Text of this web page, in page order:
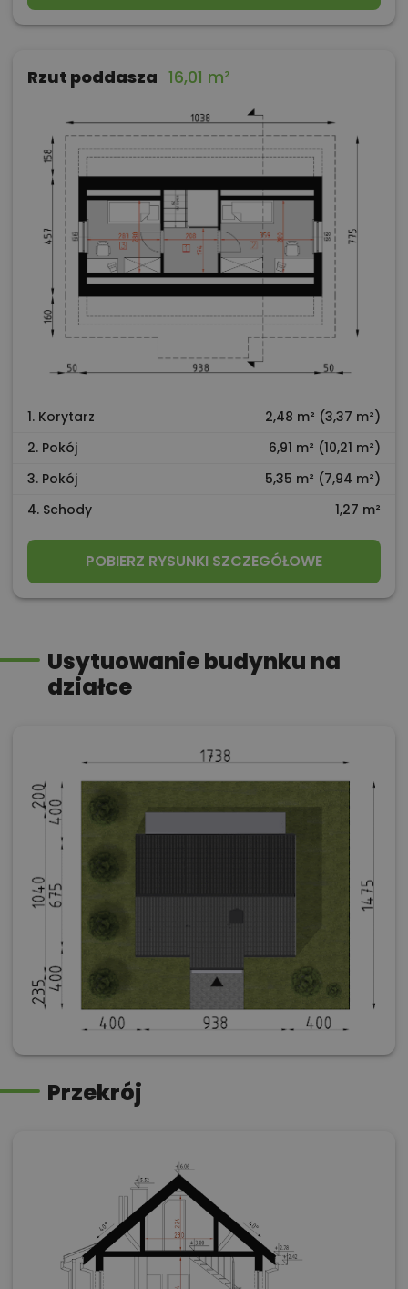
Rzut poddasza 16,01 m²
1. Korytarz
2,48 m² (3,37 m²)
2. Pokój
6,91 m² (10,21 m²)
3. Pokój
5,35 m² (7,94 m²)
4. Schody
1,27 m²
POBIERZ RYSUNKI SZCZEGÓŁOWE
Usytuowanie budynku na
działce
Przekrój